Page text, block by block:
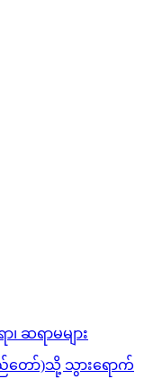
၊ ဆရာမများ
တော်)သို့ သွားရောက်